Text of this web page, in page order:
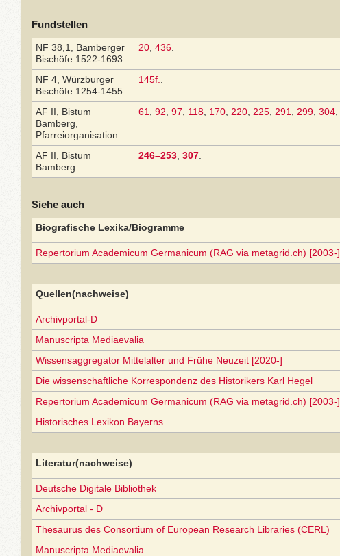
Fundstellen
NF 38,1, Bamberger
Bischöfe 1522-1693
20 436
NF 4, Würzburger
Bischöfe 1254-1455
145f.
AF II, Bistum
Bamberg,
Pfarreiorganisation
61 92 97 118 170 220 225 291 299 304
AF II, Bistum
Bamberg
246–253 307
Siehe auch
Biografische Lexika/Biogramme
Repertorium Academicum Germanicum (RAG via metagrid.ch) [2003-]
Quellen(nachweise)
Archivportal-D
Manuscripta Mediaevalia
Wissensaggregator Mittelalter und Frühe Neuzeit [2020-]
Die wissenschaftliche Korrespondenz des Historikers Karl Hegel
Repertorium Academicum Germanicum (RAG via metagrid.ch) [2003-]
Historisches Lexikon Bayerns
Literatur(nachweise)
Deutsche Digitale Bibliothek
Archivportal - D
Thesaurus des Consortium of European Research Libraries (CERL)
Manuscripta Mediaevalia